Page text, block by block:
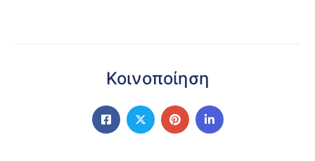
Κοινοποίηση